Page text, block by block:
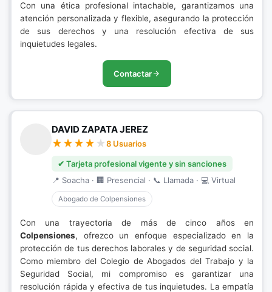
Con una ética profesional intachable, garantizamos una
atención personalizada y flexible, asegurando la protección
de sus derechos y una resolución efectiva de sus
inquietudes legales.
Contactar
DAVID ZAPATA JEREZ
8 Usuarios
✔ Tarjeta profesional vigente y sin sanciones
📍 Soacha · 🏢 Presencial · 📞 Llamada · 💻 Virtual
Abogado de Colpensiones
Con una trayectoria de más de cinco años en
Colpensiones, ofrezco un enfoque especializado en la
protección de tus derechos laborales y de seguridad social.
Como miembro del Colegio de Abogados del Trabajo y la
Seguridad Social, mi compromiso es garantizar una
resolución rápida y efectiva de tus inquietudes. La empatía